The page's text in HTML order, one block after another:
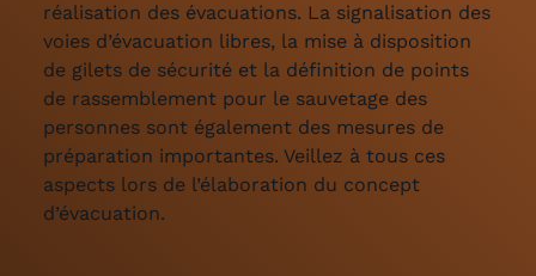
réalisation des évacuations. La signalisation des
voies d’évacuation libres, la mise à disposition
de gilets de sécurité et la définition de points
de rassemblement pour le sauvetage des
personnes sont également des mesures de
préparation importantes. Veillez à tous ces
aspects lors de l’élaboration du concept
d’évacuation.